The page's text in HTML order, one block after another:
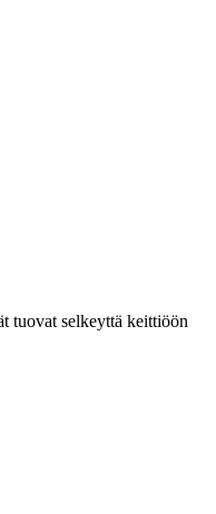
tuovat selkeyttä keittiöön